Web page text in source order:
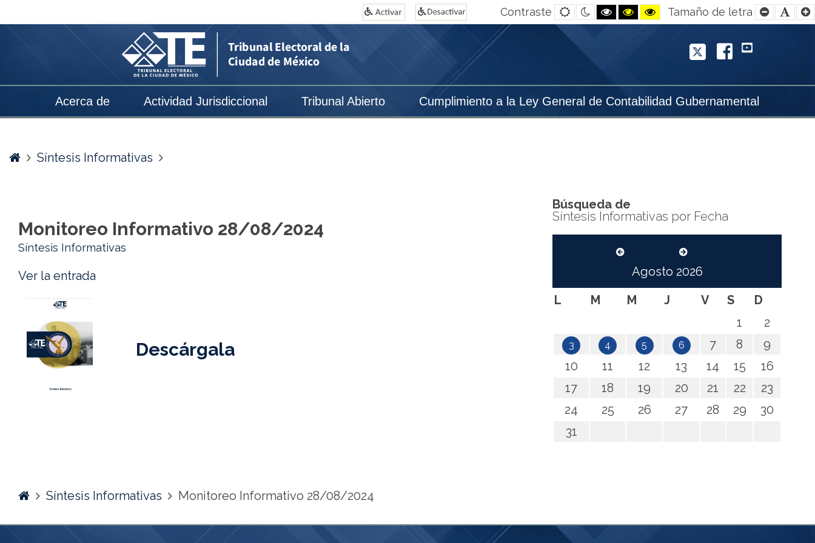
Electoral
Contraste
Default
contrast
Night
contrast
Black
and
Black
and
Yellow
and
contrast
Tamaño de letra
Smaller
FontFont
Acerca de Actividad Jurisdiccional Tribunal Abierto Cumplimiento a la Ley General de Contabilidad Gubernamental
Twitter
Facebook
YouTube
HomeSíntesis Informativas
Monitoreo Informativo 28/08/2024
Síntesis Informativas
Ver la entrada
Descárgala
Búsqueda de
Síntesis Informativas por Fecha
Agosto 2026
L
M M J V S
D
1
2
3 4 5 6 7 8
9
10
11 12 13 14 15
16
17
18 19 20 21 22
23
24
25 26 27 28 29
30
31
HomeSíntesis Informativas Monitoreo Informativo 28/08/2024